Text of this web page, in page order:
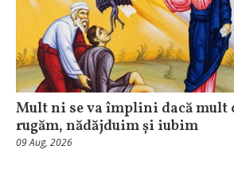
Mult ni se va împlini dacă mult
rugăm, nădăjduim și iubim
09 Aug, 2026